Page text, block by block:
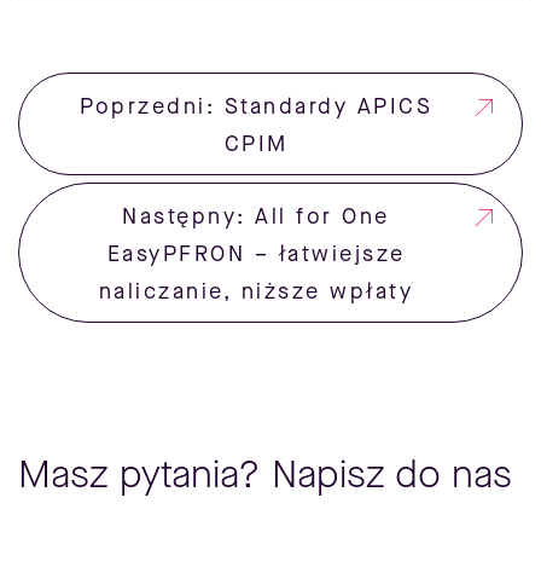
Poprzedni: Standardy APICS
CPIM
Następny: All for One
EasyPFRON – łatwiejsze
naliczanie, niższe wpłaty
Masz pytania? Napisz do nas